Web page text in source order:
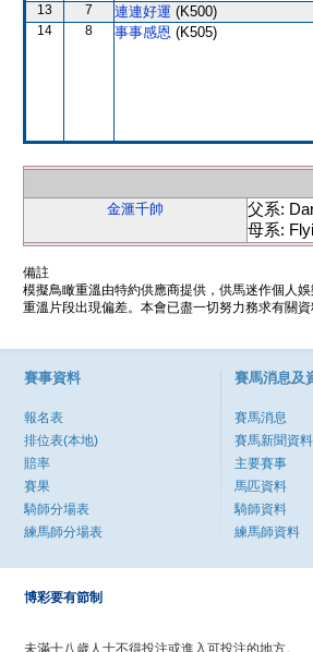
13 7 連連好運 (K500)
14 8 事事感恩 (K505)
金滙千帥
父系:
母系:
備註
模擬鳥瞰重溫由特約供應商提供，供馬迷作個人
重溫片段出現偏差。本會已盡一切努力務求有關
賽事資料
報名表
排位表(本地)
賠率
賽果
騎師分場表
練馬師分場表
賽馬消息及
賽馬消息
賽馬新聞資
主要賽事
馬匹資料
騎師資料
練馬師資料
博彩要有節制
未滿十八歲人士不得投注或進入可投注的地方。